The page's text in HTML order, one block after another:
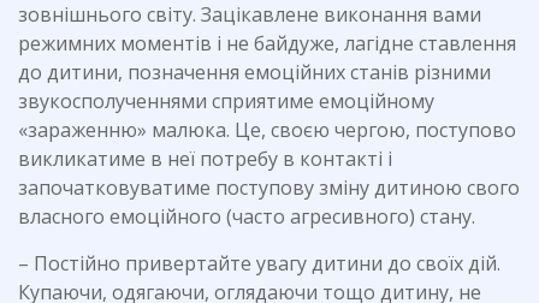
зовнішнього світу. Зацікавлене виконання вами
режимних моментів і не байдуже, лагідне ставлення
до дитини, позначення емоційних станів різними
звукосполученнями сприятиме емоційному
«зараженню» малюка. Це, своєю чергою, поступово
викликатиме в неї потребу в контакті і
започатковуватиме поступову зміну дитиною свого
власного емоційного (часто агресивного) стану.
– Постійно привертайте увагу дитини до своїх дій.
Купаючи, одягаючи, оглядаючи тощо дитину, не